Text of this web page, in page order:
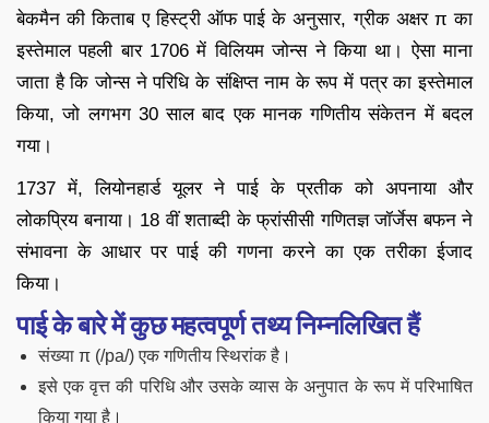
बेकमैन की किताब ए हिस्ट्री ऑफ पाई के अनुसार, ग्रीक अक्षर π का
इस्तेमाल पहली बार 1706 में विलियम जोन्स ने किया था। ऐसा माना
जाता है कि जोन्स ने परिधि के संक्षिप्त नाम के रूप में पत्र का इस्तेमाल
किया, जो लगभग 30 साल बाद एक मानक गणितीय संकेतन में बदल
गया।
1737 में, लियोनहार्ड यूलर ने पाई के प्रतीक को अपनाया और
लोकप्रिय बनाया। 18 वीं शताब्दी के फ्रांसीसी गणितज्ञ जॉर्जेस बफन ने
संभावना के आधार पर पाई की गणना करने का एक तरीका ईजाद
किया।
पाई के बारे में कुछ महत्वपूर्ण तथ्य निम्नलिखित हैं
संख्या π (/pa/) एक गणितीय स्थिरांक है।
इसे एक वृत्त की परिधि और उसके व्यास के अनुपात के रूप में परिभाषित
किया गया है।